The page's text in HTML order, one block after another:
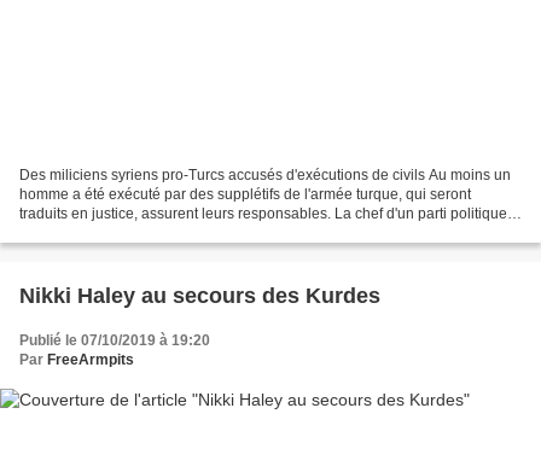
Des miliciens syriens pro-Turcs accusés d'exécutions de civils Au moins un
homme a été exécuté par des supplétifs de l'armée turque, qui seront
traduits en justice, assurent leurs responsables. La chef d'un parti politique
Nikki Haley au secours des Kurdes
Publié le 07/10/2019 à 19:20
Par FreeArmpits